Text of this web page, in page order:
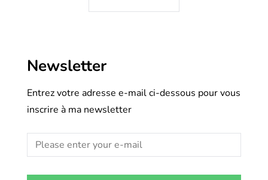
Newsletter
Entrez votre adresse e-mail ci-dessous pour vous
inscrire à ma newsletter